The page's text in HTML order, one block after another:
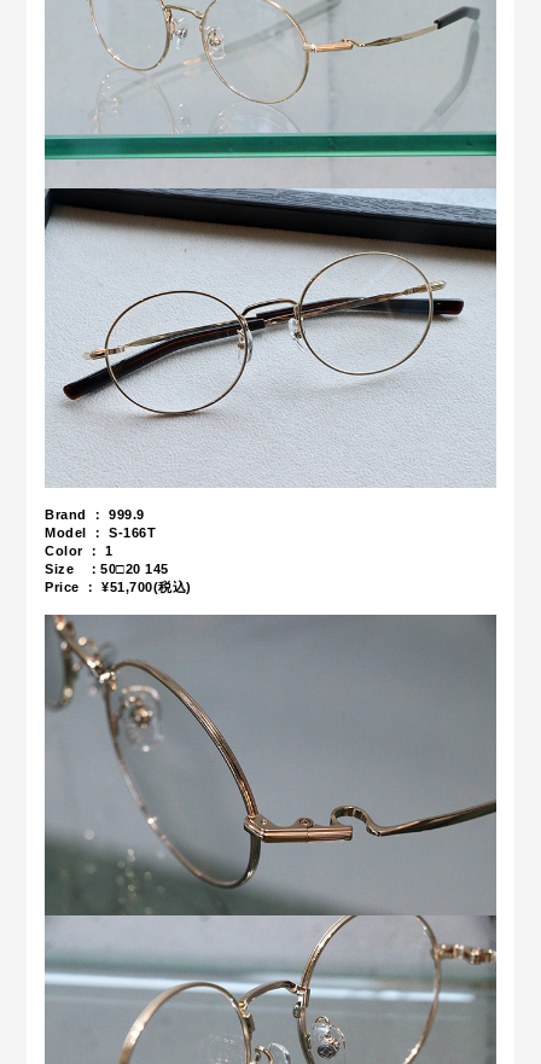
Brand ： 999.9
Model ： S-166T
Color ： 1
Size ：50□20 145
Price ： ¥51,700(税込)